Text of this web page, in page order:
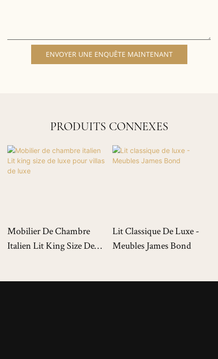
ENVOYER UNE ENQUÊTE MAINTENANT
PRODUITS CONNEXES
Mobilier De Chambre
Italien Lit King Size De
Lit Classique De Luxe -
Meubles James Bond